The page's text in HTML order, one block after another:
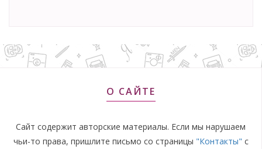
О САЙТЕ
Сайт содержит авторские материалы. Если мы нарушаем
чьи-то права, пришлите письмо со страницы "Контакты" с